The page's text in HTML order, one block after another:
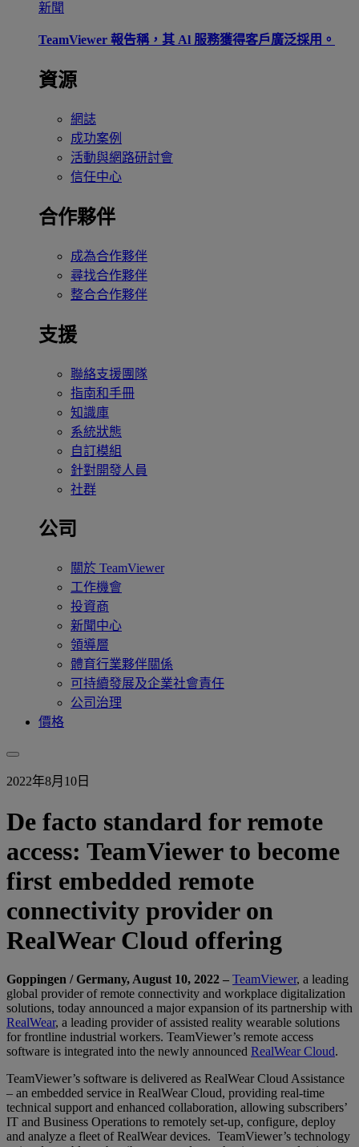
新聞
TeamViewer 報告稱，其 Al 服務獲得客戶廣泛採用。
資源
網誌
成功案例
活動與網路研討會
信任中心
合作夥伴
成為合作夥伴
尋找合作夥伴
整合合作夥伴
支援
聯絡支援團隊
指南和手冊
知識庫
系統狀態
自訂模組
針對開發人員
社群
公司
關於 TeamViewer
工作機會
投資商
新聞中心
領導層
體育行業夥伴關係
可持續發展及企業社會責任
公司治理
價格
2022年8月10日
De facto standard for remote
access: TeamViewer to become
first embedded remote
connectivity provider on
RealWear Cloud offering
Goppingen / Germany, August 10, 2022 – TeamViewer, a leading
global provider of remote connectivity and workplace digitalization
solutions, today announced a major expansion of its partnership with
RealWear, a leading provider of assisted reality wearable solutions
for frontline industrial workers. TeamViewer’s remote access
software is integrated into the newly announced RealWear Cloud.
TeamViewer’s software is delivered as RealWear Cloud Assistance
– an embedded service in RealWear Cloud, providing real-time
technical support and enhanced collaboration, allowing subscribers’
IT and Business Operations to remotely set-up, configure, deploy
and analyze a fleet of RealWear devices. TeamViewer’s technology